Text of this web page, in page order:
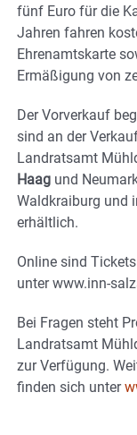
fünf Euro für die
Jahren fahren
Ehrenamtskarte
Ermäßigung von
Der Vorverkauf
sind an der
Landratsamt
Haag und
Waldkraiburg und
erhältlich.
Online sind
unter www.inn-
Bei Fragen steht
Landratsamt
zur Verfügung.
finden sich unter